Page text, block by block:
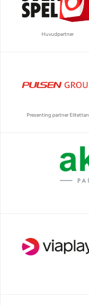
Huvudpartner
Presenting partner Elitettan